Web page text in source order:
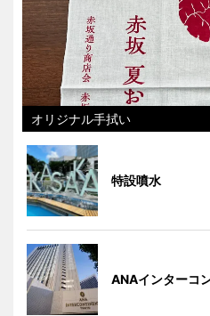
オリジナル手拭い
特設噴水
ANAインターコ